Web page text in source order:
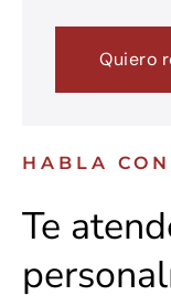
Quiero
HABLA
Te